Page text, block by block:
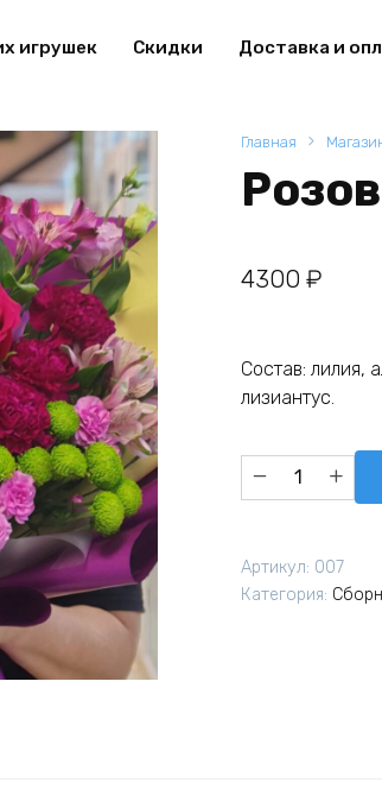
игрушек Скидки Доставка и
Главная
4300 ₽
Состав: лилия,
лизиантус.
Количество
товара
Артикул: 007
Категория: